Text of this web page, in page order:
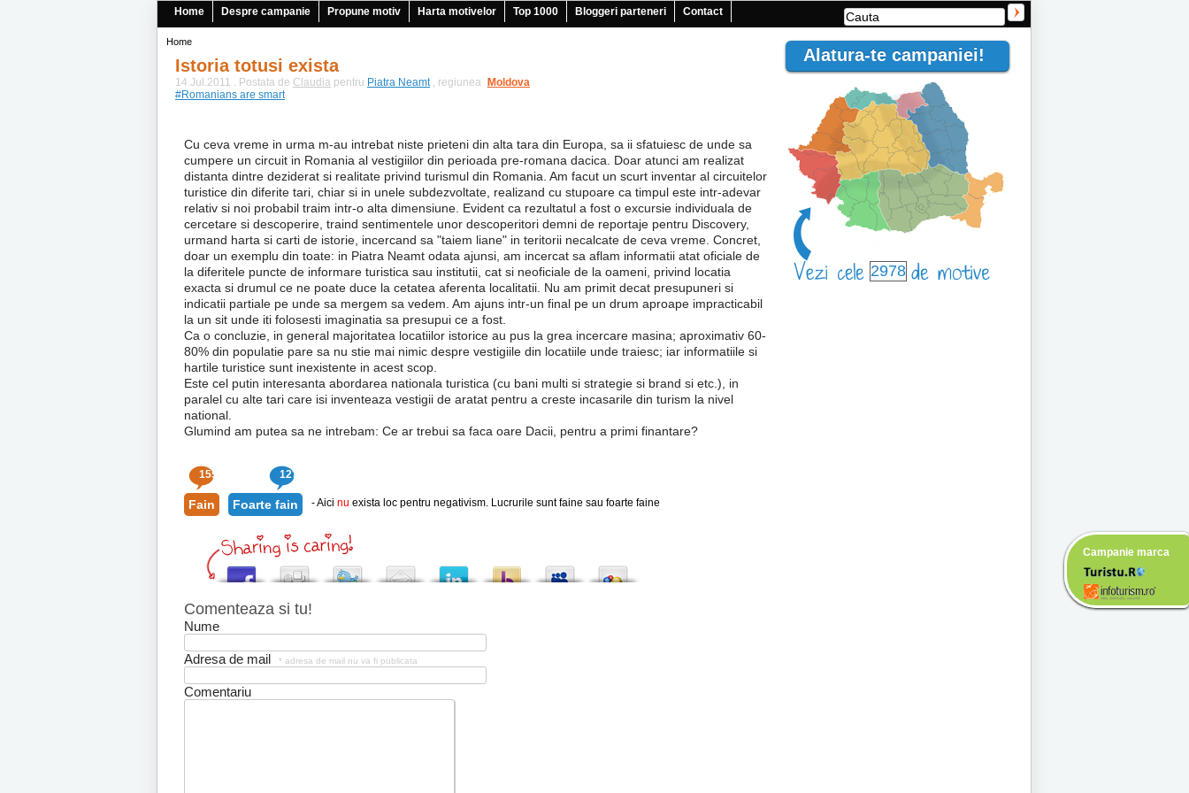
Campanie marca
Home Despre campanie Propune motiv Harta motivelor Top 1000 Bloggeri parteneri Contact
Home
Istoria totusi exista
14.Jul.2011 . Postata de Claudia pentru Piatra Neamt, regiunea Moldova
#Romanians are smart
Cu ceva vreme in urma m-au intrebat niste prieteni din alta tara din Europa, sa ii sfatuiesc de unde sa
cumpere un circuit in Romania al vestigiilor din perioada pre-romana dacica. Doar atunci am realizat
distanta dintre deziderat si realitate privind turismul din Romania. Am facut un scurt inventar al circuitelor
turistice din diferite tari, chiar si in unele subdezvoltate, realizand cu stupoare ca timpul este intr-adevar
relativ si noi probabil traim intr-o alta dimensiune. Evident ca rezultatul a fost o excursie individuala de
cercetare si descoperire, traind sentimentele unor descoperitori demni de reportaje pentru Discovery,
urmand harta si carti de istorie, incercand sa "taiem liane" in teritorii necalcate de ceva vreme. Concret,
doar un exemplu din toate: in Piatra Neamt odata ajunsi, am incercat sa aflam informatii atat oficiale de
la diferitele puncte de informare turistica sau institutii, cat si neoficiale de la oameni, privind locatia
exacta si drumul ce ne poate duce la cetatea aferenta localitatii. Nu am primit decat presupuneri si
indicatii partiale pe unde sa mergem sa vedem. Am ajuns intr-un final pe un drum aproape impracticabil
la un sit unde iti folosesti imaginatia sa presupui ce a fost.
Ca o concluzie, in general majoritatea locatiilor istorice au pus la grea incercare masina; aproximativ 60-
80% din populatie pare sa nu stie mai nimic despre vestigiile din locatiile unde traiesc; iar informatiile si
hartile turistice sunt inexistente in acest scop.
Este cel putin interesanta abordarea nationala turistica (cu bani multi si strategie si brand si etc.), in
paralel cu alte tari care isi inventeaza vestigii de aratat pentru a creste incasarile din turism la nivel
national.
Glumind am putea sa ne intrebam: Ce ar trebui sa faca oare Dacii, pentru a primi finantare?
155 127
Fain Foarte fain - Aici nu exista loc pentru negativism. Lucrurile sunt faine sau foarte faine
Comenteaza si tu!
Nume
Adresa de mail * adresa de mail nu va fi publicata
Comentariu
Alatura-te campaniei!
2978